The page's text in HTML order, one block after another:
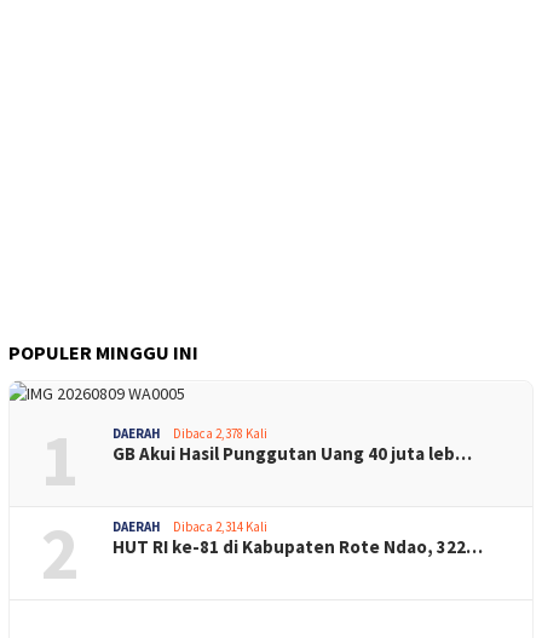
POPULER MINGGU INI
1 DAERAH Dibaca 2,378 Kali
GB Akui Hasil Punggutan Uang 40 juta leb…
2 DAERAH Dibaca 2,314 Kali
HUT RI ke-81 di Kabupaten Rote Ndao, 322…